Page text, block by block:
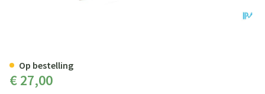
€ 27,00
Op bestelling